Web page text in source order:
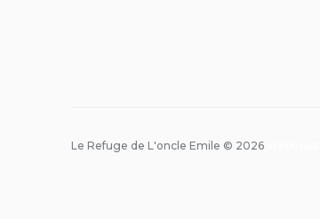
Le Refuge de L'oncle Emile © 2026